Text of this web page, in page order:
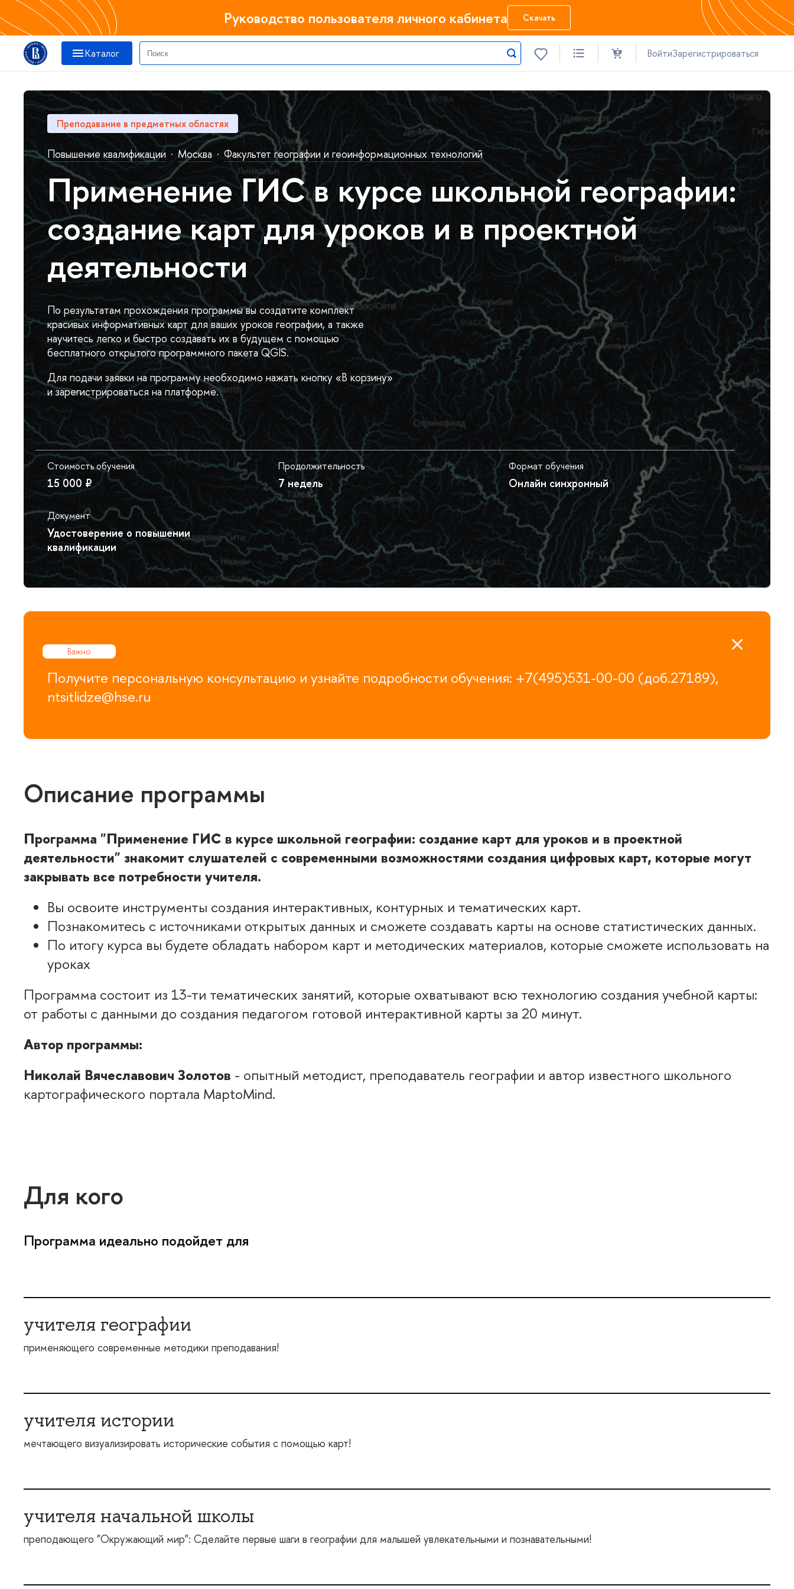
Руководство пользователя личного кабинета Скачать
Каталог ВойтиЗарегистрироваться
Преподавание в предметных областях
Повышение квалификации · Москва · Факультет географии и геоинформационных технологий
Применение ГИС в курсе школьной географии:
создание карт для уроков и в проектной
деятельности
По результатам прохождения программы вы создатите комплект
красивых информативных карт для ваших уроков географии, а также
научитесь легко и быстро создавать их в будущем с помощью
бесплатного открытого программного пакета QGIS.
Для подачи заявки на программу необходимо нажать кнопку «В корзину»
и зарегистрироваться на платформе.
Стоимость обучения
15 000 ₽
Продолжительность
7 недель
Формат обучения
Онлайн синхронный
Документ
Удостоверение о повышении
квалификации
Важно
Получите персональную консультацию и узнайте подробности обучения: +7(495)531-00-00 (доб.27189),
ntsitlidze@hse.ru
Описание программы
Программа "Применение ГИС в курсе школьной географии: создание карт для уроков и в проектной
деятельности" знакомит слушателей с современными возможностями создания цифровых карт, которые могут
закрывать все потребности учителя.
Вы освоите инструменты создания интерактивных, контурных и тематических карт.
Познакомитесь с источниками открытых данных и сможете создавать карты на основе статистических данных.
По итогу курса вы будете обладать набором карт и методических материалов, которые сможете использовать на
уроках
Программа состоит из 13-ти тематических занятий, которые охватывают всю технологию создания учебной карты:
от работы с данными до создания педагогом готовой интерактивной карты за 20 минут.
Автор программы:
Николай Вячеславович Золотов - опытный методист, преподаватель географии и автор известного школьного
картографического портала MaptoMind.
Для кого
Программа идеально подойдет для
учителя географии
применяющего современные методики преподавания!
учителя истории
мечтающего визуализировать исторические события с помощью карт!
учителя начальной школы
преподающего "Окружающий мир": Сделайте первые шаги в географии для малышей увлекательными и познавательными!